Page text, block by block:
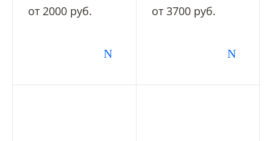
от 2000 руб. от 3700 руб.